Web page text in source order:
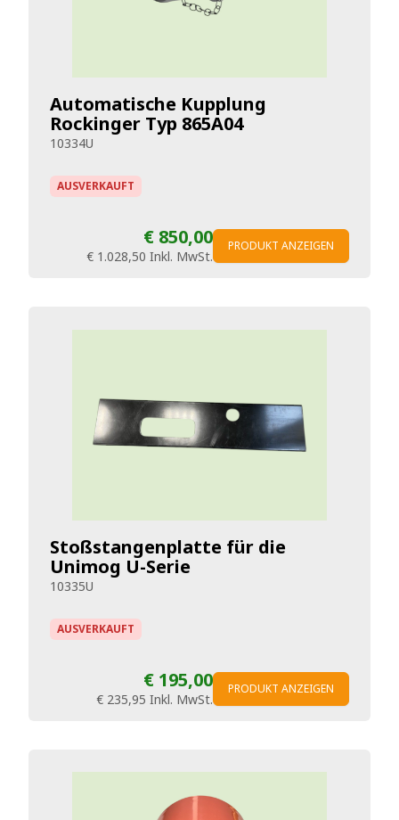
Automatische Kupplung
Rockinger Typ 865A04
10334U
AUSVERKAUFT
€ 850,00
€ 1.028,50 Inkl. MwSt.
PRODUKT ANZEIGEN
Stoßstangenplatte für die
Unimog U-Serie
10335U
AUSVERKAUFT
€ 195,00
€ 235,95 Inkl. MwSt.
PRODUKT ANZEIGEN